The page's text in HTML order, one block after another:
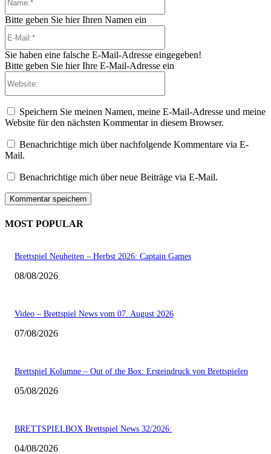
Bitte geben Sie hier Ihren Namen ein
Sie haben eine falsche E-Mail-Adresse eingegeben!
Bitte geben Sie hier Ihre E-Mail-Adresse ein
Speichern Sie meinen Namen, meine E-Mail-Adresse und meine
Website für den nächsten Kommentar in diesem Browser.
Benachrichtige mich über nachfolgende Kommentare via E-
Mail.
Benachrichtige mich über neue Beiträge via E-Mail.
MOST POPULAR
Brettspiel Neuheiten – Herbst 2026: Captain Games
08/08/2026
Video – Brettspiel News vom 07. August 2026
07/08/2026
Brettspiel Kolumne – Out of the Box: Ersteindruck von Brettspielen
05/08/2026
BRETTSPIELBOX Brettspiel News 32/2026:
04/08/2026